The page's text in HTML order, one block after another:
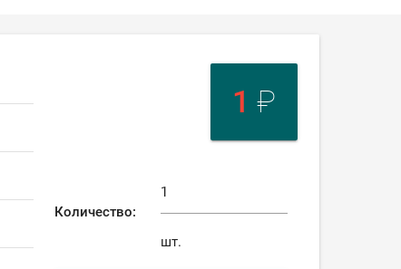
1 ₽
Количество:
шт.